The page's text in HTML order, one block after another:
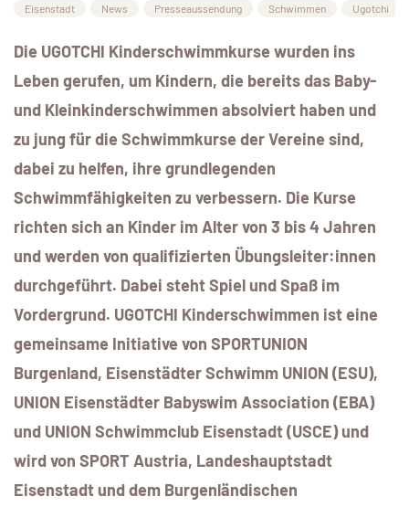
Eisenstadt News Presseaussendung Schwimmen Ugotchi
Die UGOTCHI Kinderschwimmkurse wurden ins
Leben gerufen, um Kindern, die bereits das Baby-
und Kleinkinderschwimmen absolviert haben und
zu jung für die Schwimmkurse der Vereine sind,
dabei zu helfen, ihre grundlegenden
Schwimmfähigkeiten zu verbessern. Die Kurse
richten sich an Kinder im Alter von 3 bis 4 Jahren
und werden von qualifizierten Übungsleiter:innen
durchgeführt. Dabei steht Spiel und Spaß im
Vordergrund. UGOTCHI Kinderschwimmen ist eine
gemeinsame Initiative von SPORTUNION
Burgenland, Eisenstädter Schwimm UNION (ESU),
UNION Eisenstädter Babyswim Association (EBA)
und UNION Schwimmclub Eisenstadt (USCE) und
wird von SPORT Austria, Landeshauptstadt
Eisenstadt und dem Burgenländischen